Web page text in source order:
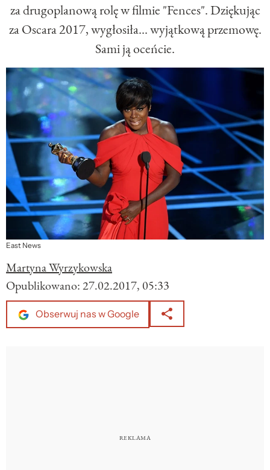
za drugoplanową rolę w filmie "Fences". Dziękując
za Oscara 2017, wygłosiła... wyjątkową przemowę.
Sami ją oceńcie.
East News
Martyna Wyrzykowska
Opublikowano:27.02.2017, 05:33
Obserwuj nas w Google